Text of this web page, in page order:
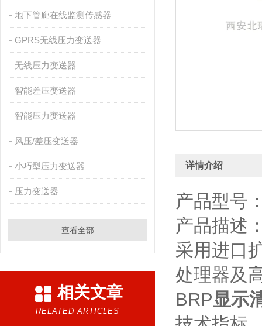
地下管廊在线监测传感器
GPRS无线压力变送器
无线压力变送器
智能差压变送器
智能压力变送器
风压/差压变送器
小巧型压力变送器
压力变送器
查看全部
相关文章
RELATED ARTICLES
详情介绍
产品型号
产品描述
采用进口
处理器及
BRP显示